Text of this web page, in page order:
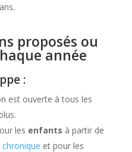
proposés ou
année
:
est ouverte à tous les
les enfants à partir de
et pour les